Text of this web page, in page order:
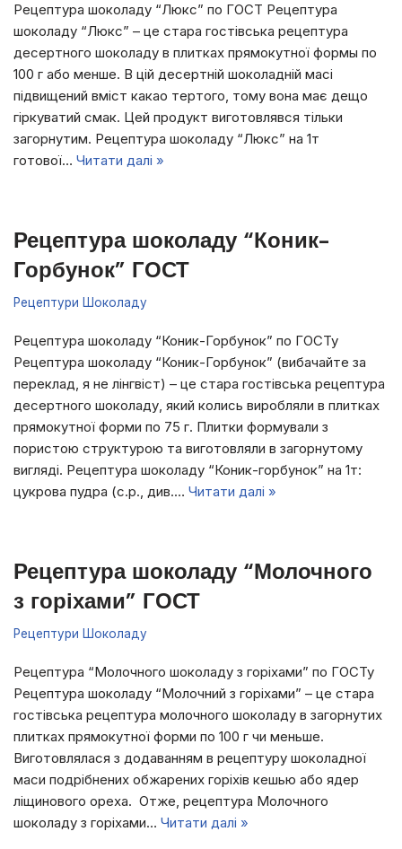
Рецептура шоколаду “Люкс” по ГОСТ Рецептура
шоколаду “Люкс” – це стара гостівська рецептура
десертного шоколаду в плитках прямокутної формы по
100 г або менше. В цій десертній шоколадній масі
підвищений вміст какао тертого, тому вона має дещо
гіркуватий смак. Цей продукт виготовлявся тільки
загорнутим. Рецептура шоколаду “Люкс” на 1т
готової… Читати далі »
Рецептура шоколаду “Коник-
Горбунок” ГОСТ
Рецептури Шоколаду
Рецептура шоколаду “Коник-Горбунок” по ГОСТу
Рецептура шоколаду “Коник-Горбунок” (вибачайте за
переклад, я не лінгвіст) – це стара гостівська рецептура
десертного шоколаду, який колись виробляли в плитках
прямокутної форми по 75 г. Плитки формували з
пористою структурою та виготовляли в загорнутому
вигляді. Рецептура шоколаду “Коник-горбунок” на 1т:
цукрова пудра (с.р., див.… Читати далі »
Рецептура шоколаду “Молочного
з горіхами” ГОСТ
Рецептури Шоколаду
Рецептура “Молочного шоколаду з горіхами” по ГОСТу
Рецептура шоколаду “Молочний з горіхами” – це стара
гостівська рецептура молочного шоколаду в загорнутих
плитках прямокутної форми по 100 г чи меньше.
Виготовлялася з додаванням в рецептуру шоколадної
маси подрібнених обжарених горіхів кешью або ядер
ліщинового ореха. Отже, рецептура Молочного
шоколаду з горіхами… Читати далі »